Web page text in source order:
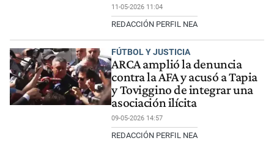
11-05-2026 11:04
REDACCIÓN PERFIL NEA
FÚTBOL Y JUSTICIA
ARCA amplió la denuncia
contra la AFA y acusó a Tapia
y Toviggino de integrar una
asociación ilícita
09-05-2026 14:57
REDACCIÓN PERFIL NEA